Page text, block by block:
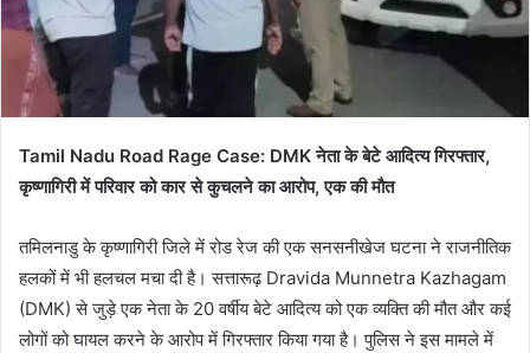
Tamil Nadu Road Rage Case: DMK नेता के बेटे आदित्य गिरफ्तार,
कृष्णागिरी में परिवार को कार से कुचलने का आरोप, एक की मौत
तमिलनाडु के कृष्णागिरी जिले में रोड रेज की एक सनसनीखेज घटना ने राजनीतिक
हलकों में भी हलचल मचा दी है। सत्तारूढ़ Dravida Munnetra Kazhagam
(DMK) से जुड़े एक नेता के 20 वर्षीय बेटे आदित्य को एक व्यक्ति की मौत और कई
लोगों को घायल करने के आरोप में गिरफ्तार किया गया है। पुलिस ने इस मामले में